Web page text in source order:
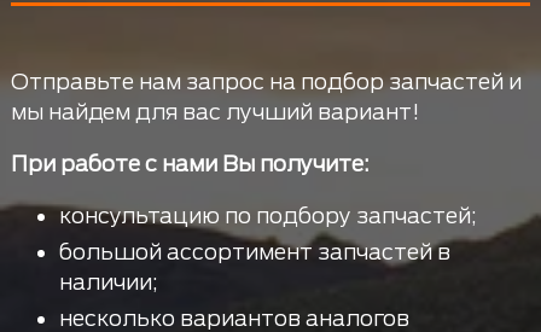
Отправьте нам запрос на подбор запчастей и
мы найдем для вас лучший вариант!
При работе с нами Вы получите:
консультацию по подбору запчастей;
большой ассортимент запчастей в
наличии;
несколько вариантов аналогов